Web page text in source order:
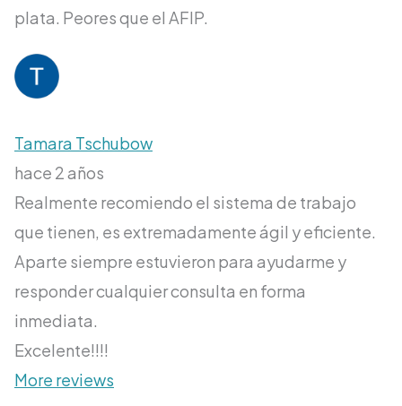
plata. Peores que el AFIP.
Tamara Tschubow
hace 2 años
Realmente recomiendo el sistema de trabajo
que tienen, es extremadamente ágil y eficiente.
Aparte siempre estuvieron para ayudarme y
responder cualquier consulta en forma
inmediata.
Excelente!!!!
More reviews